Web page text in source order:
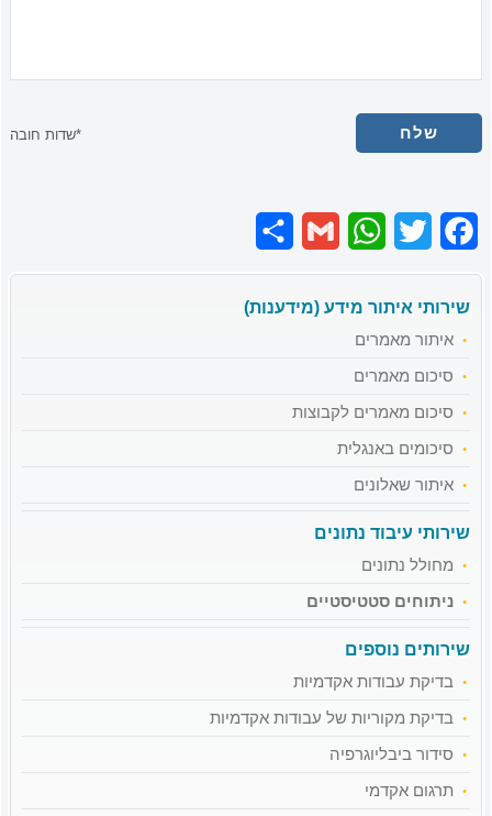
Facebook
Twitter
WhatsApp
Gmail
שירותי איתור מידע (מידענות)
איתור מאמרים
סיכום מאמרים
סיכום מאמרים לקבוצות
סיכומים באנגלית
איתור שאלונים
שירותי עיבוד נתונים
מחולל נתונים
ניתוחים סטטיסטיים
שירותים נוספים
בדיקת עבודות אקדמיות
בדיקת מקוריות של עבודות אקדמיות
סידור ביבליוגרפיה
תרגום אקדמי
*שדות חובה